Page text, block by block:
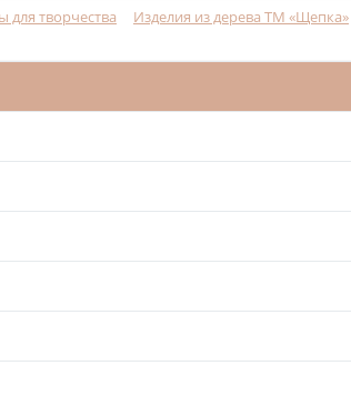
для творчества Изделия из дерева ТМ «Щепка»